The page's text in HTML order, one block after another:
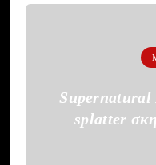
Supernatural
splatter